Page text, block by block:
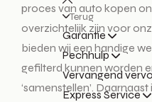
Terug
Garantie
Pechhulp
Vervangend
Express Service
proces van auto kopen
overzichtelijk zijn voor
bieden wij een handige
gefilterd kunnen worden
‘samenstellen’.